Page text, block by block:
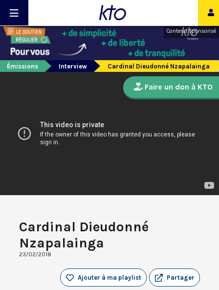
Contenu sponsorisé
Émissions Interview Cardinal Dieudonné Nzapalainga
Cardinal Dieudonné
Nzapalainga
23/02/2018
Partager
Ajouter à ma playlist
Faire un don à KTO